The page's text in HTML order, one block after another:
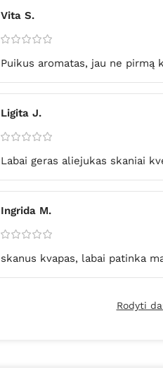
Vita S.
Puikus aromatas, jau ne pirmą
Ligita J.
Labai geras aliejukas skaniai
Ingrida M.
skanus kvapas, labai patinka
Rodyti